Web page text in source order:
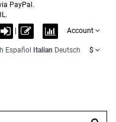
PayPal.
Account
Español Italian Deutsch $